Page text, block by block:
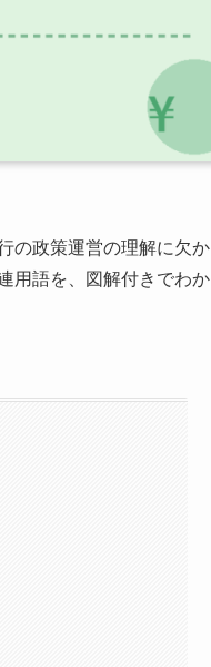
の政策運営の理解に欠か
用語を、図解付きでわか